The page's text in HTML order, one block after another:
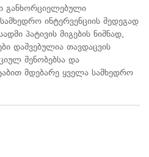
განხორციელებული
ინტერვენციის შედეგად
პატივის მიგების ნიშნად,
დაშვებულია თავდაცვის
შენობებსა და
მდებარე ყველა სამხედრო